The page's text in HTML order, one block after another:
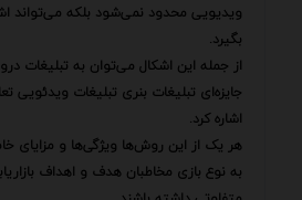
ویدیویی محدود نمی‌شود بلکه می‌تواند
بگیرد.
از جمله این اشکال می‌توان به تبلیغات
جایزه‌ای تبلیغات بنری تبلیغات ویدئویی
اشاره کرد.
هر یک از این روش‌ها ویژگی‌ها و مزایای
به نوع بازی مخاطبان هدف و اهداف